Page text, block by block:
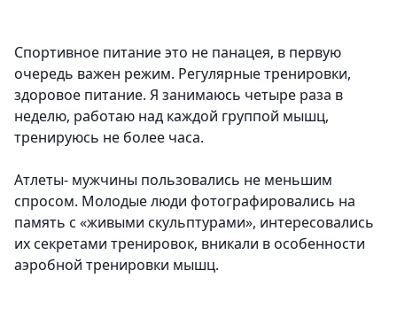
Спортивное питание это не панацея, в первую
очередь важен режим. Регулярные тренировки,
здоровое питание. Я занимаюсь четыре раза в
неделю, работаю над каждой группой мышц,
тренируюсь не более часа.
Атлеты- мужчины пользовались не меньшим
спросом. Молодые люди фотографировались на
память с «живыми скульптурами», интересовались
их секретами тренировок, вникали в особенности
аэробной тренировки мышц.